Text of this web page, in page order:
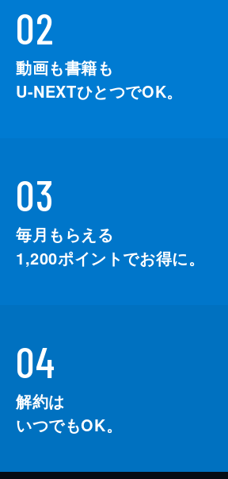
02
動画も書籍も
U-NEXTひとつでOK。
03
毎月もらえる
1,200ポイントでお得に。
04
解約は
いつでもOK。